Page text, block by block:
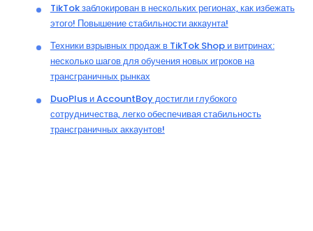
TikTok заблокирован в нескольких регионах, как избежать
этого! Повышение стабильности аккаунта!
Техники взрывных продаж в TikTok Shop и витринах:
несколько шагов для обучения новых игроков на
трансграничных рынках
DuoPlus и AccountBoy достигли глубокого
сотрудничества, легко обеспечивая стабильность
трансграничных аккаунтов!